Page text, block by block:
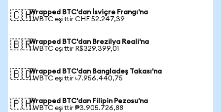
🇨🇭Wrapped BTC'dan İsviçre Frangı'na
1 WBTC eşittir CHF 52.247,39
🇧🇷Wrapped BTC'dan Brezilya Reali'na
1 WBTC eşittir R$329.399,01
🇧🇩Wrapped BTC'dan Bangladeş Takası'na
1 WBTC eşittir ৳7.956.440,75
🇵🇭Wrapped BTC'dan Filipin Pezosu'na
1 WBTC eşittir ₱3.905.726,88